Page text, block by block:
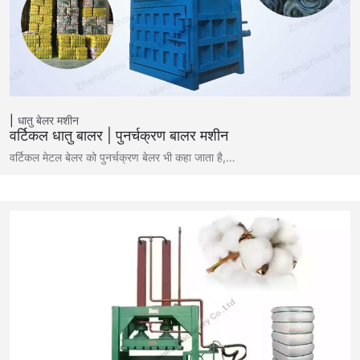
धातु बेलर मशीन
वर्टिकल धातु बालर | पुनर्चक्रण बालर मशीन
वर्टिकल मेटल बेलर को पुनर्चक्रण बेलर भी कहा जाता है,…